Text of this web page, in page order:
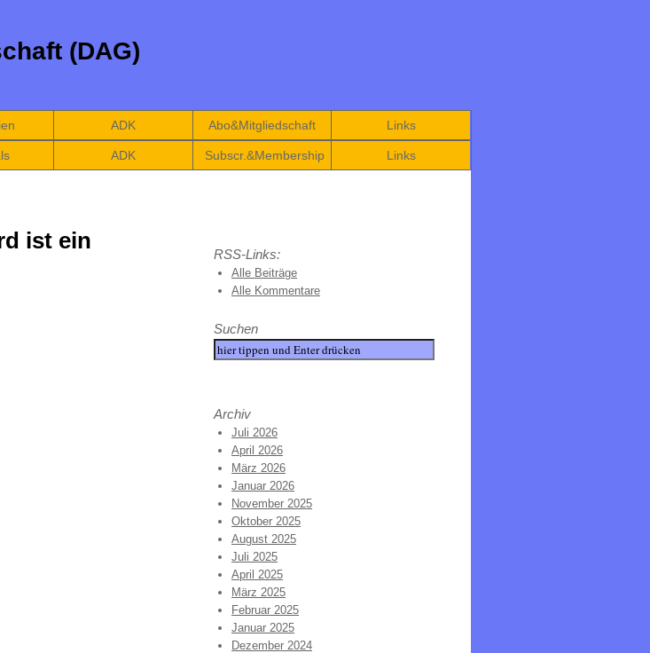
(DAG)
ADK Abo&Mitgliedschaft Links
ADK Subscr.&Membership Links
ist ein
RSS-Links:
Alle Beiträge
Alle Kommentare
Suchen
Archiv
Juli 2026
April 2026
März 2026
Januar 2026
November 2025
Oktober 2025
August 2025
Juli 2025
April 2025
März 2025
Februar 2025
Januar 2025
Dezember 2024